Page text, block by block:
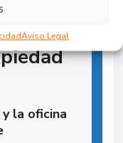
Aviso Legal
la oficina